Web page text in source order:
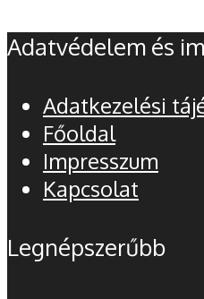
Adatvédelem és
Adatkezelési
Főoldal
Impresszum
Kapcsolat
Legnépszerűbb